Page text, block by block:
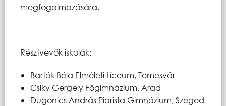
megfogalmazására.
Résztvevők iskolák:
Bartók Béla Elméleti Líceum, Temesvár
Csiky Gergely Főgimnázium, Arad
Dugonics András Piarista Gimnázium, Szeged